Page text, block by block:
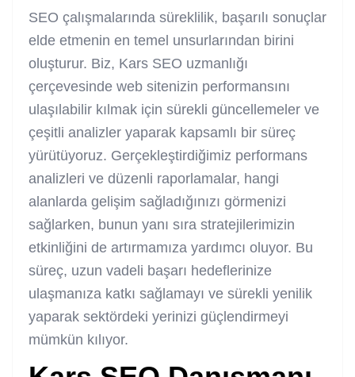
SEO çalışmalarında süreklilik, başarılı sonuçlar
elde etmenin en temel unsurlarından birini
oluşturur. Biz, Kars SEO uzmanlığı
çerçevesinde web sitenizin performansını
ulaşılabilir kılmak için sürekli güncellemeler ve
çeşitli analizler yaparak kapsamlı bir süreç
yürütüyoruz. Gerçekleştirdiğimiz performans
analizleri ve düzenli raporlamalar, hangi
alanlarda gelişim sağladığınızı görmenizi
sağlarken, bunun yanı sıra stratejilerimizin
etkinliğini de artırmamıza yardımcı oluyor. Bu
süreç, uzun vadeli başarı hedeflerinize
ulaşmanıza katkı sağlamayı ve sürekli yenilik
yaparak sektördeki yerinizi güçlendirmeyi
mümkün kılıyor.